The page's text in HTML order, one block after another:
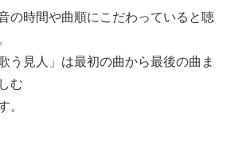
の時間や曲順にこだわっていると聴
う見人」は最初の曲から最後の曲ま
む
。